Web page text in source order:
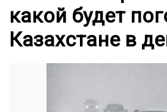
какой будет
Казахстане в